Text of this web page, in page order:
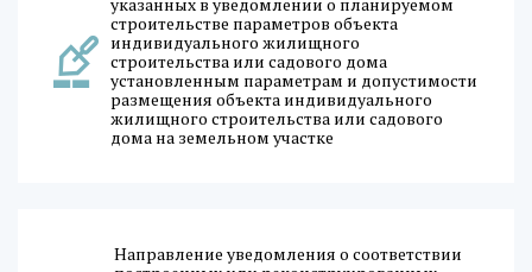
строительстве параметров объекта
индивидуального жилищного
строительства или садового дома
установленным параметрам и допустимости
размещения объекта индивидуального
жилищного строительства или садового
дома на земельном участке
Направление уведомления о соответствии